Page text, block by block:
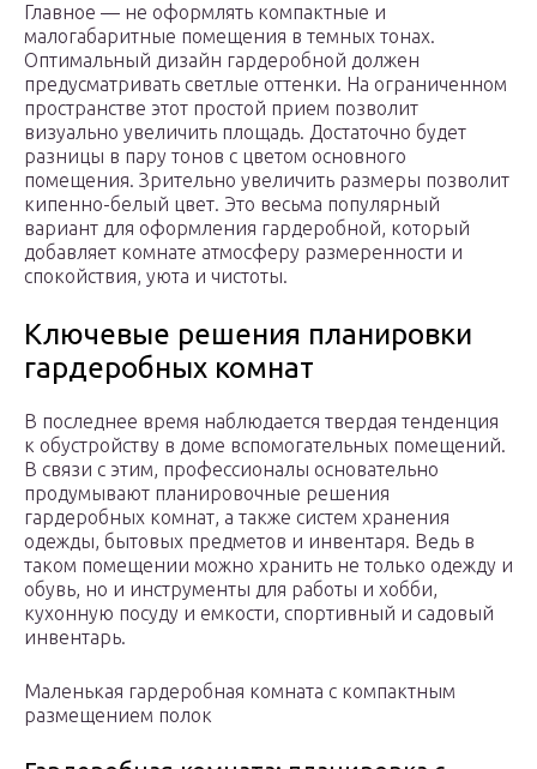
Главное — не оформлять компактные и
малогабаритные помещения в темных тонах.
Оптимальный дизайн гардеробной должен
предусматривать светлые оттенки. На ограниченном
пространстве этот простой прием позволит
визуально увеличить площадь. Достаточно будет
разницы в пару тонов с цветом основного
помещения. Зрительно увеличить размеры позволит
кипенно-белый цвет. Это весьма популярный
вариант для оформления гардеробной, который
добавляет комнате атмосферу размеренности и
спокойствия, уюта и чистоты.
Ключевые решения планировки
гардеробных комнат
В последнее время наблюдается твердая тенденция
к обустройству в доме вспомогательных помещений.
В связи с этим, профессионалы основательно
продумывают планировочные решения
гардеробных комнат, а также систем хранения
одежды, бытовых предметов и инвентаря. Ведь в
таком помещении можно хранить не только одежду и
обувь, но и инструменты для работы и хобби,
кухонную посуду и емкости, спортивный и садовый
инвентарь.
Маленькая гардеробная комната с компактным
размещением полок